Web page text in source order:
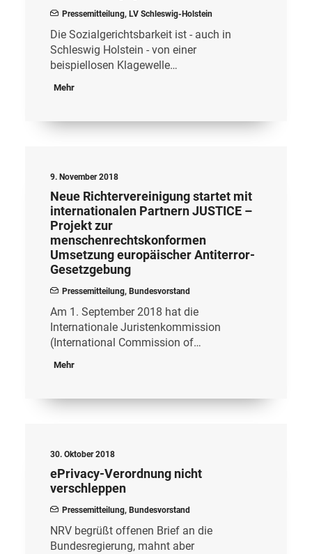
Pressemitteilung, LV Schleswig-Holstein
Die Sozialgerichtsbarkeit ist - auch in
Schleswig Holstein - von einer
beispiellosen Klagewelle…
Mehr
9. November 2018
Neue Richtervereinigung startet mit
internationalen Partnern JUSTICE –
Projekt zur
menschenrechtskonformen
Umsetzung europäischer Antiterror-
Gesetzgebung
Pressemitteilung, Bundesvorstand
Am 1. September 2018 hat die
Internationale Juristenkommission
(International Commission of…
Mehr
30. Oktober 2018
ePrivacy-Verordnung nicht
verschleppen
Pressemitteilung, Bundesvorstand
NRV begrüßt offenen Brief an die
Bundesregierung, mahnt aber